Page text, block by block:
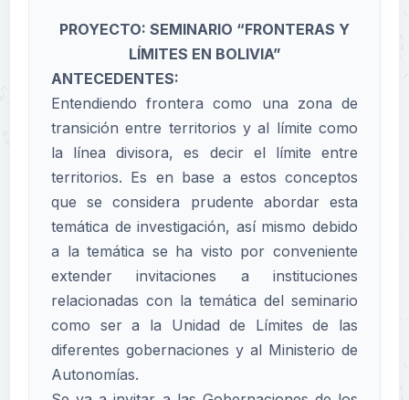
PROYECTO: SEMINARIO “FRONTERAS Y
LÍMITES EN BOLIVIA”
ANTECEDENTES:
Entendiendo frontera como una zona de
transición entre territorios y al límite como
la línea divisora, es decir el límite entre
territorios. Es en base a estos conceptos
que se considera prudente abordar esta
temática de investigación, así mismo debido
a la temática se ha visto por conveniente
extender invitaciones a instituciones
relacionadas con la temática del seminario
como ser a la Unidad de Límites de las
diferentes gobernaciones y al Ministerio de
Autonomías.